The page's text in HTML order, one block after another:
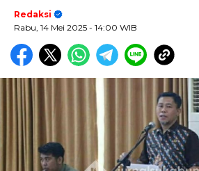
Redaksi
Rabu, 14 Mei 2025 - 14:00 WIB